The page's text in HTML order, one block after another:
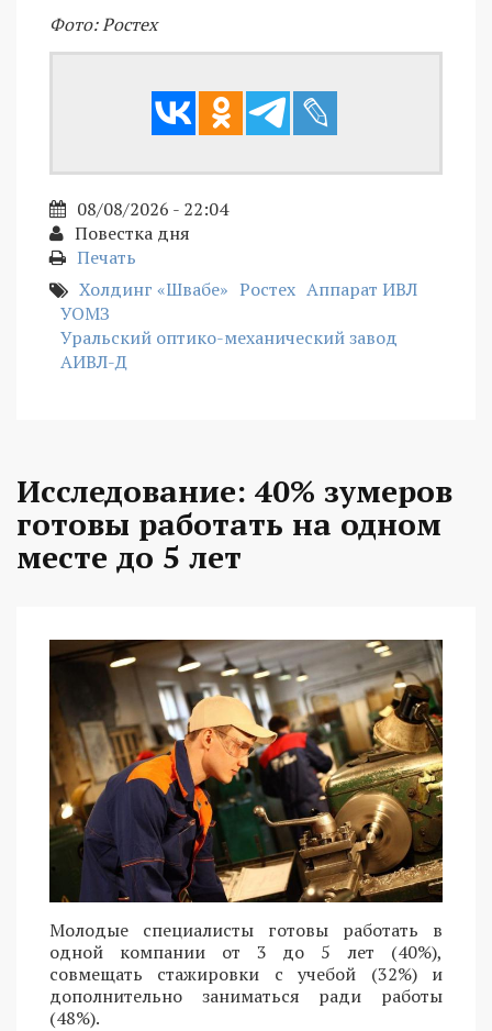
Фото: Ростех
08/08/2026 - 22:04
Повестка дня
Печать
Холдинг «Швабе» Ростех Аппарат ИВЛ
УОМЗ
Уральский оптико-механический завод
АИВЛ-Д
Исследование: 40% зумеров
готовы работать на одном
месте до 5 лет
Молодые специалисты готовы работать в
одной компании от 3 до 5 лет (40%),
совмещать стажировки с учебой (32%) и
дополнительно заниматься ради работы
(48%).